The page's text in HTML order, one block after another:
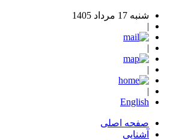
شنبه 17 مرداد 1405
English
صفحه اصلی
آشنایی